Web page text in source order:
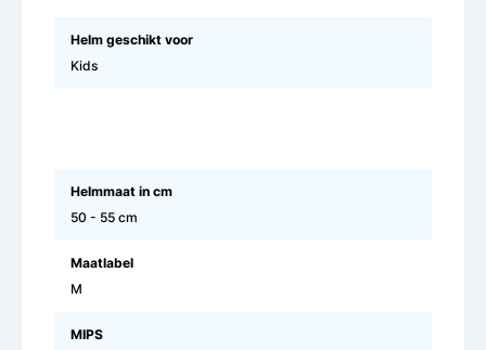
Helm geschikt voor
Kids
Helmmaat in cm
50 - 55 cm
Maatlabel
M
MIPS